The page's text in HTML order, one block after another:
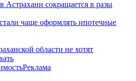
Астрахани сокращается в разы
чаще оформлять ипотечные
области не хотят
Реклама